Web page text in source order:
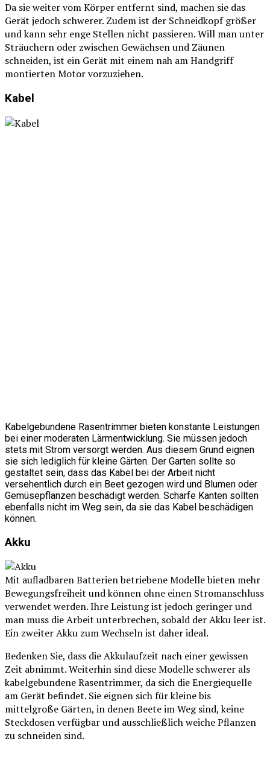
Da sie weiter vom Körper entfernt sind, machen sie das
Gerät jedoch schwerer. Zudem ist der Schneidkopf größer
und kann sehr enge Stellen nicht passieren. Will man unter
Sträuchern oder zwischen Gewächsen und Zäunen
schneiden, ist ein Gerät mit einem nah am Handgriff
montierten Motor vorzuziehen.
Kabel
Kabelgebundene Rasentrimmer bieten konstante Leistungen
bei einer moderaten Lärmentwicklung. Sie müssen jedoch
stets mit Strom versorgt werden. Aus diesem Grund eignen
sie sich lediglich für kleine Gärten. Der Garten sollte so
gestaltet sein, dass das Kabel bei der Arbeit nicht
versehentlich durch ein Beet gezogen wird und Blumen oder
Gemüsepflanzen beschädigt werden. Scharfe Kanten sollten
ebenfalls nicht im Weg sein, da sie das Kabel beschädigen
können.
Akku
Mit aufladbaren Batterien betriebene Modelle bieten mehr
Bewegungsfreiheit und können ohne einen Stromanschluss
verwendet werden. Ihre Leistung ist jedoch geringer und
man muss die Arbeit unterbrechen, sobald der Akku leer ist.
Ein zweiter Akku zum Wechseln ist daher ideal.
Bedenken Sie, dass die Akkulaufzeit nach einer gewissen
Zeit abnimmt. Weiterhin sind diese Modelle schwerer als
kabelgebundene Rasentrimmer, da sich die Energiequelle
am Gerät befindet. Sie eignen sich für kleine bis
mittelgroße Gärten, in denen Beete im Weg sind, keine
Steckdosen verfügbar und ausschließlich weiche Pflanzen
zu schneiden sind.